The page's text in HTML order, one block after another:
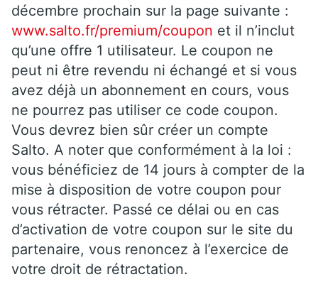
décembre prochain sur la page suivante :
www.salto.fr/premium/coupon et il n’inclut
qu’une offre 1 utilisateur. Le coupon ne
peut ni être revendu ni échangé et si vous
avez déjà un abonnement en cours, vous
ne pourrez pas utiliser ce code coupon.
Vous devrez bien sûr créer un compte
Salto. A noter que conformément à la loi :
vous bénéficiez de 14 jours à compter de la
mise à disposition de votre coupon pour
vous rétracter. Passé ce délai ou en cas
d’activation de votre coupon sur le site du
partenaire, vous renoncez à l’exercice de
votre droit de rétractation.